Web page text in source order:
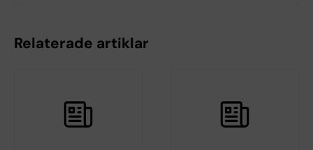
Relaterade artiklar